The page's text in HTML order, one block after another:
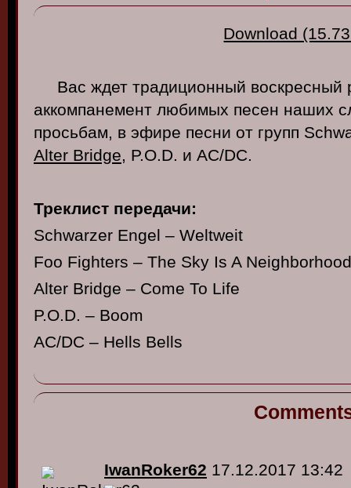
Download
Вас ждет традиционный воскресный
аккомпанемент любимых песен наших
просьбам, в эфире песни от групп
Alter Bridge, P.O.D. и AC/DC.
Треклист передачи:
Schwarzer Engel – Weltweit
Foo Fighters – The Sky Is A Neighborhood
Alter Bridge – Come To Life
P.O.D. – Boom
AC/DC – Hells Bells
IwanRoker62 17.12.2017 13:42